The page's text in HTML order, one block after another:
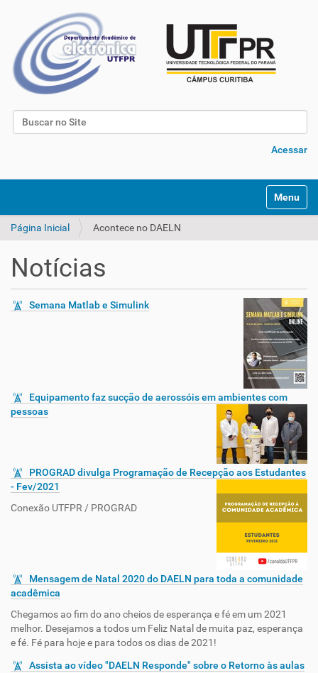
Busca
Acessar
Toggle
Página Inicial Acontece no DAELN
Notícias
Semana Matlab e Simulink
Equipamento faz sucção de aerossóis em ambientes com
pessoas
PROGRAD divulga Programação de Recepção aos Estudantes
- Fev/2021
Conexão UTFPR / PROGRAD
Mensagem de Natal 2020 do DAELN para toda a comunidade
acadêmica
Chegamos ao fim do ano cheios de esperança e fé em um 2021
melhor. Desejamos a todos um Feliz Natal de muita paz, esperança
e fé. Fé para hoje e para todos os dias de 2021!
Assista ao vídeo "DAELN Responde" sobre o Retorno às aulas